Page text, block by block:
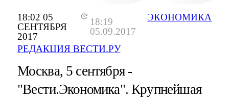
18:02 05
СЕНТЯБРЯ
2017
18:19
05.09.2017
РЕДАКЦИЯ ВЕСТИ.РУ
ЭКОНОМИКА
Москва, 5 сентября -
"Вести.Экономика".Крупнейшая